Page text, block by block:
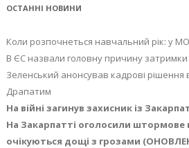
ОСТАННІ НОВИНИ
Коли розпочнеться навчальний рік: у
В ЄС назвали головну причину затримки
Зеленський анонсував кадрові рішення
Драпатим
На війні загинув захисник із
На Закарпатті оголосили
очікуються дощі з грозами